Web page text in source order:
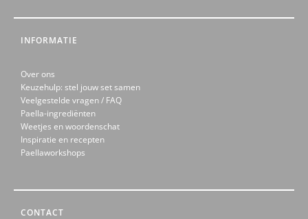
INFORMATIE
Over ons
Keuzehulp: stel jouw set samen
Veelgestelde vragen / FAQ
Paella-ingrediënten
Weetjes en woordenschat
Inspiratie en recepten
Paellaworkshops
CONTACT